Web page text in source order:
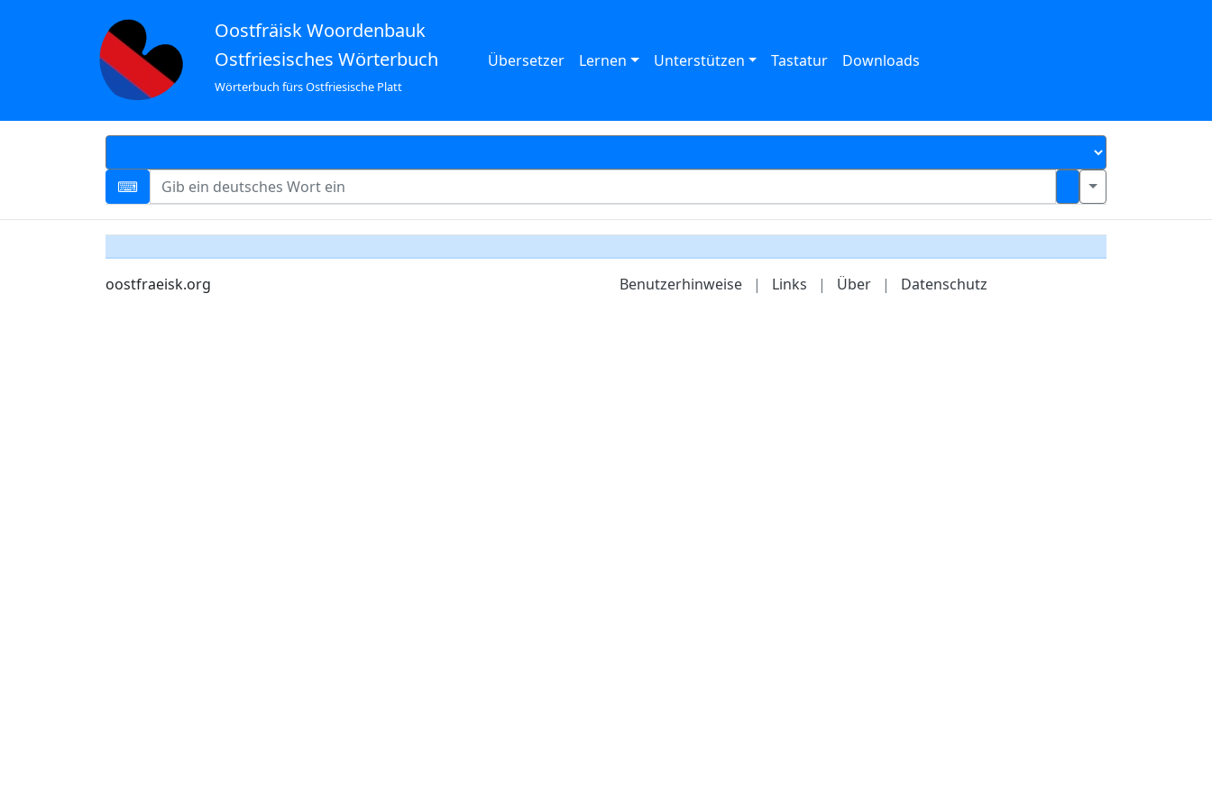
Oostfräisk Woordenbauk
Ostfriesisches Wörterbuch
Wörterbuch fürs Ostfriesische Platt
Übersetzer Lernen Unterstützen Tastatur Downloads
oostfraeisk.org Benutzerhinweise | Links | Über | Datenschutz